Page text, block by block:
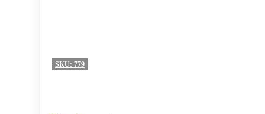
SKU: 779